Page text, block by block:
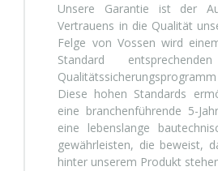
Unsere Garantie ist der
Vertrauens in die Qualität
Felge von Vossen wird
Standard
Diese hohen Standards
eine branchenführende 5-
eine lebenslange
gewährleisten, die beweist,
hinter unserem Produkt